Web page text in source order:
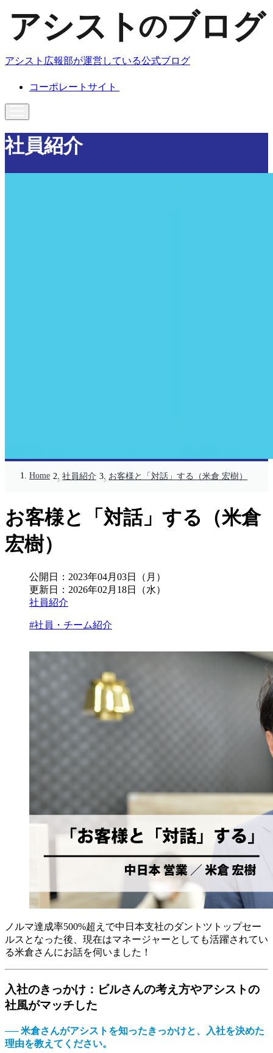
アシスト広報部が運営している公式ブログ
コーポレートサイト
社員紹介
Home 社員紹介 お客様と「対話」する（米倉 宏樹）
お客様と「対話」する（米倉
宏樹）
公開日： 2023年04月03日（月）
更新日： 2026年02月18日（水）
社員紹介
#社員・チーム紹介
ノルマ達成率500%超えで中日本支社のダントツトップセー
ルスとなった後、現在はマネージャーとしても活躍されてい
る米倉さんにお話を伺いました！
入社のきっかけ：ビルさんの考え方やアシストの
社風がマッチした
── 米倉さんがアシストを知ったきっかけと、入社を決めた
理由を教えてください。